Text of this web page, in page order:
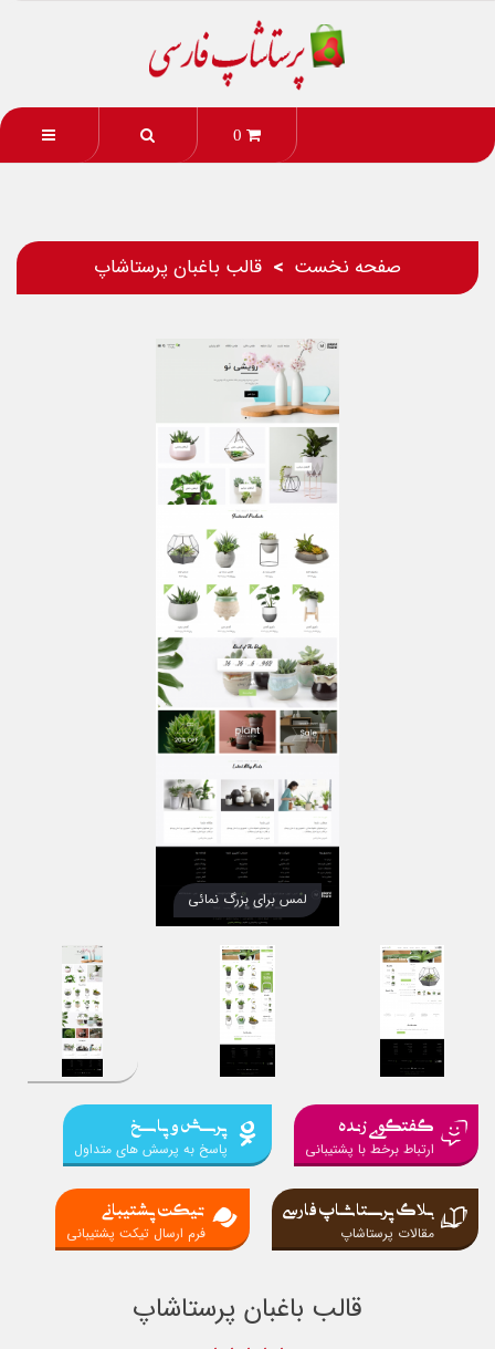
0
صفحه نخست قالب باغبان پرستاشاپ
لمس برای بزرگ نمائی
گفتگوی زنده
ارتباط برخط با پشتیبانی
پرسش و پاسخ
پاسخ به پرسش های متداول
بلاگ پرستاشاپ فارسی
مقالات پرستاشاپ
تیکت پشتیبانی
فرم ارسال تیکت پشتیبانی
قالب باغبان پرستاشاپ